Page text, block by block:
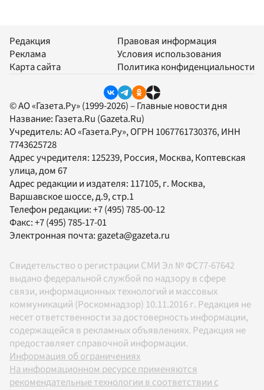
Редакция
Реклама
Карта сайта
Правовая информация
Условия использования
Политика конфиденциальности
© АО «Газета.Ру» (1999-2026) – Главные новости дня
Название: Газета.Ru (Gazeta.Ru)
Учредитель:АО «Газета.Ру», ОГРН 1067761730376, ИНН
7743625728
Адрес учредителя: 125239, Россия, Москва, Коптевская
улица, дом 67
Адрес редакции и издателя: 117105, г. Москва,
Варшавское шоссе, д.9, стр.1
Телефон редакции:+7 (495) 785-00-12
Факс:+7 (495) 785-17-01
Электронная почта:gazeta@gazeta.ru
Свидетельство о регистрации СМИ Эл № ФС77-67642
выдано федеральной службой по надзору в сфере
связи, информационных технологий и массовых
коммуникаций (Роскомнадзор) 10.11.2016 г. Редакция не
несет ответственности за достоверность информации,
содержащейся в рекламных объявлениях. Редакция не
предоставляет справочной информации.
Информация об ограничениях
На информационном ресурсе применяются
рекомендательные технологии в соответствии с